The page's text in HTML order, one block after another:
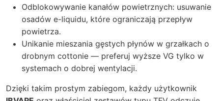
Odblokowywanie kanałów powietrznych: usuwanie
osadów e-liquidu, które ograniczają przepływ
powietrza.
Unikanie mieszania gęstych płynów w grzałkach o
drobnym cottonie — preferuj wyższe VG tylko w
systemach o dobrej wentylacji.
Dzięki takim prostym zabiegom, każdy użytkownik